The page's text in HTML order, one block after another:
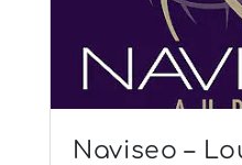
Naviseo –